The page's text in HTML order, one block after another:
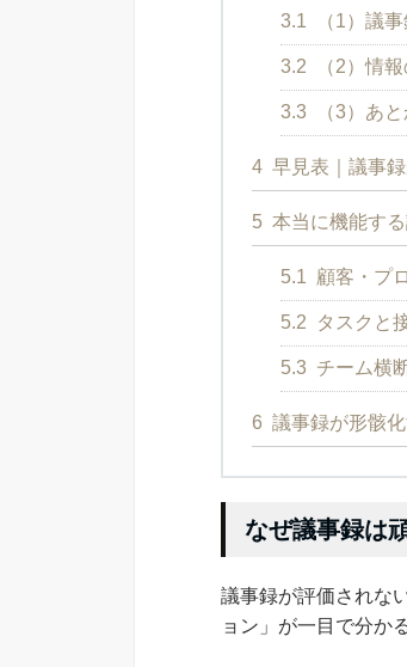
3.1 （1）議
3.2 （2）情
3.3 （3）あ
4 早見表｜議事
5 本当に機能す
5.1 顧客・プ
5.2 タスクと
5.3 チーム横
6 議事録が形骸
なぜ議事録は
議事録が評価されな
ョン」が一目で分か